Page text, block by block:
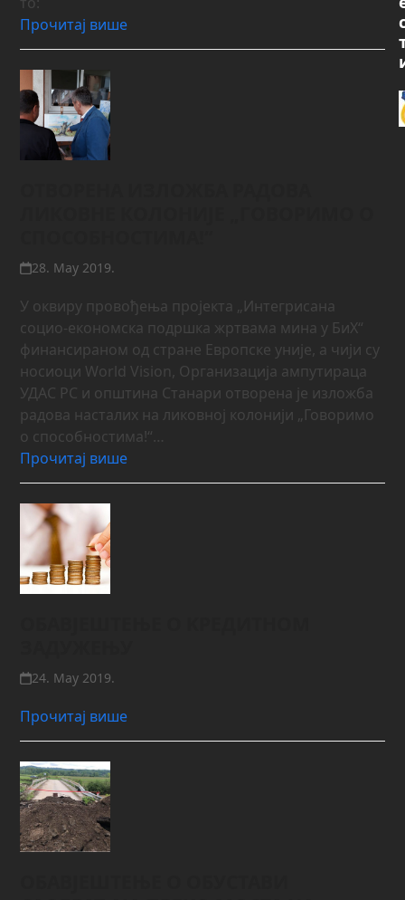
Прочитај више
28. May 2019.
У оквиру провођења пројекта „Интегрисана
социо-економска подршка жртвама мина у БиХ“
финансираном од стране Европске уније, а чији су
носиоци World Vision, Организација ампутираца
УДАС РС и општина Станари отворена је изложба
радова насталих на ликовној колонији „Говоримо
о способностима!“…
Прочитај више
24. May 2019.
Прочитај више